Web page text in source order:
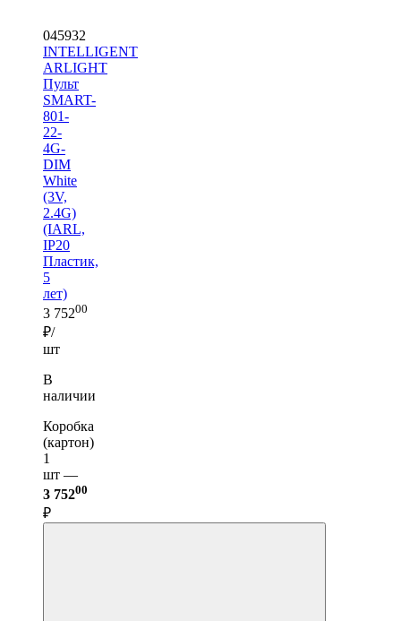
045932
INTELLIGENT
ARLIGHT
Пульт
SMART-
801-
22-
4G-
DIM
White
(3V,
2.4G)
(IARL,
IP20
Пластик,
5
лет)
3 75200
₽/
шт
В
наличии
Коробка
(картон)
1
шт —
3 75200
₽